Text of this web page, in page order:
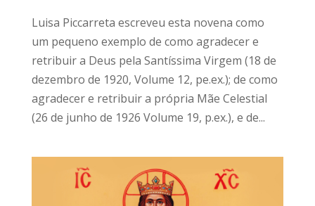
Luisa Piccarreta escreveu esta novena como
um pequeno exemplo de como agradecer e
retribuir a Deus pela Santíssima Virgem (18 de
dezembro de 1920, Volume 12, pe.ex.); de como
agradecer e retribuir a própria Mãe Celestial
(26 de junho de 1926 Volume 19, p.ex.), e de...